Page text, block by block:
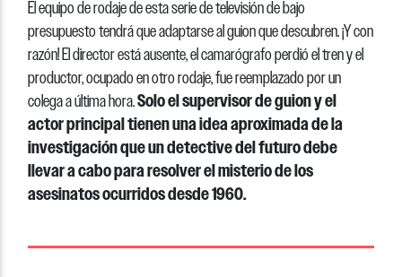
El equipo de rodaje de esta serie de televisión de bajo
presupuesto tendrá que adaptarse al guion que descubren. ¡Y con
razón! El director está ausente, el camarógrafo perdió el tren y el
productor, ocupado en otro rodaje, fue reemplazado por un
colega a última hora.Solo el supervisor de guion y el
actor principal tienen una idea aproximada de la
investigación que un detective del futuro debe
llevar a cabo para resolver el misterio de los
asesinatos ocurridos desde 1960.